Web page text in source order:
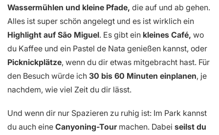
Wassermühlen und kleine Pfade, die auf und ab gehen.
Alles ist super schön angelegt und es ist wirklich ein
Highlight auf São Miguel. Es gibt ein kleines Café, wo
du Kaffee und ein Pastel de Nata genießen kannst, oder
Picknickplätze, wenn du dir etwas mitgebracht hast. Für
den Besuch würde ich 30 bis 60 Minuten einplanen, je
nachdem, wie viel Zeit du dir lässt.
Und wenn dir nur Spazieren zu ruhig ist: Im Park kannst
du auch eine Canyoning-Tour machen. Dabei seilst du